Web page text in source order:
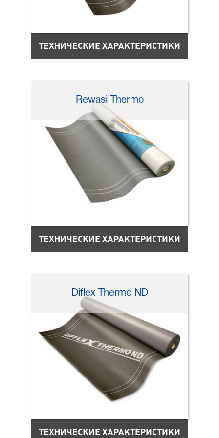
ТЕХНИЧЕСКИЕ ХАРАКТЕРИСТИКИ
Rewasi Thermo
ТЕХНИЧЕСКИЕ ХАРАКТЕРИСТИКИ
Diflex Thermo ND
ТЕХНИЧЕСКИЕ ХАРАКТЕРИСТИКИ